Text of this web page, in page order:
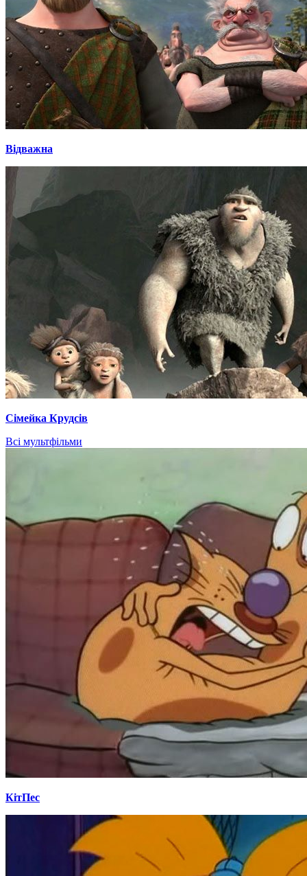
Відважна
Сімейка Крудсів
Всі мультфільми
КітПес